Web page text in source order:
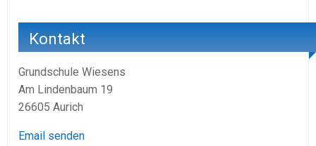
Kontakt
Grundschule Wiesens
Am Lindenbaum 19
26605 Aurich
Email senden